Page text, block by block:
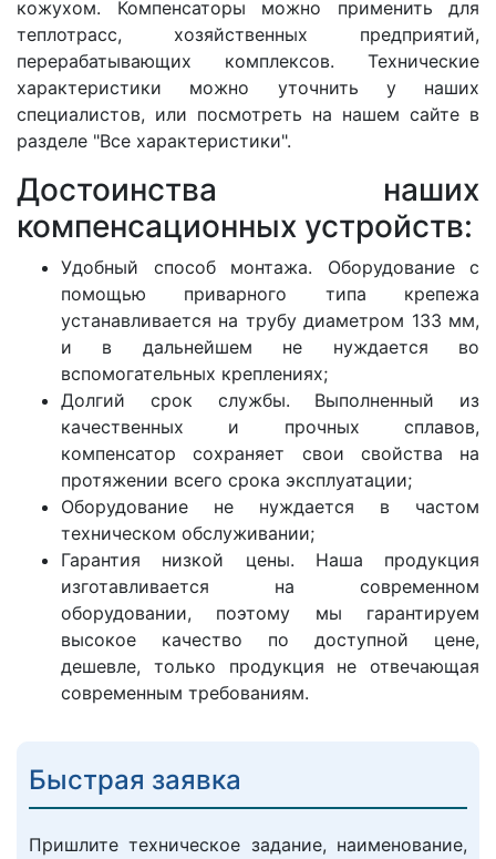
кожухом. Компенсаторы можно применить для
теплотрасс, хозяйственных предприятий,
перерабатывающих комплексов. Технические
характеристики можно уточнить у наших
специалистов, или посмотреть на нашем сайте в
разделе "Все характеристики".
Достоинства наших
компенсационных устройств:
Удобный способ монтажа. Оборудование с
помощью приварного типа крепежа
устанавливается на трубу диаметром 133 мм,
и в дальнейшем не нуждается во
вспомогательных креплениях;
Долгий срок службы. Выполненный из
качественных и прочных сплавов,
компенсатор сохраняет свои свойства на
протяжении всего срока эксплуатации;
Оборудование не нуждается в частом
техническом обслуживании;
Гарантия низкой цены. Наша продукция
изготавливается на современном
оборудовании, поэтому мы гарантируем
высокое качество по доступной цене,
дешевле, только продукция не отвечающая
современным требованиям.
Быстрая заявка
Пришлите техническое задание, наименование,